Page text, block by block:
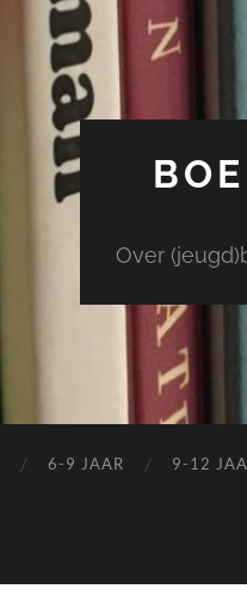
Over
6-9 JAAR 9-12